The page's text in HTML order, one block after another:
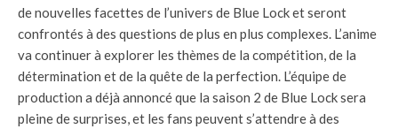
de nouvelles facettes de l’univers de Blue Lock et seront
confrontés à des questions de plus en plus complexes. L’anime
va continuer à explorer les thèmes de la compétition, de la
détermination et de la quête de la perfection. L’équipe de
production a déjà annoncé que la saison 2 de Blue Lock sera
pleine de surprises, et les fans peuvent s’attendre à des